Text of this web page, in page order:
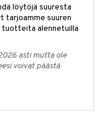
löytöjä suuresta
tarjoamme suuren
tuotteita alennetuilla
asti mutta ole
voivat päästä